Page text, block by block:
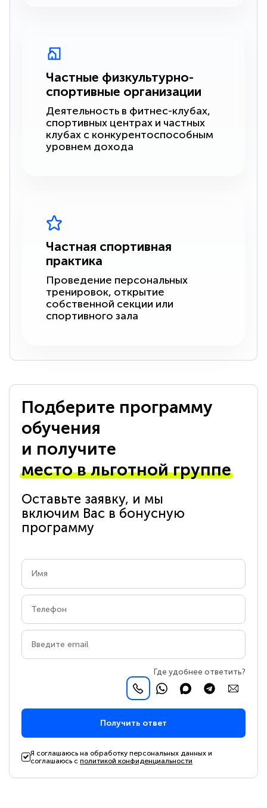
Частные физкультурно-
спортивные организации
Деятельность в фитнес-клубах,
спортивных центрах и частных
клубах с конкурентоспособным
уровнем дохода
Частная спортивная
практика
Проведение персональных
тренировок, открытие
собственной секции или
спортивного зала
Подберите программу
обучения
и получите
место в льготной группе
Оставьте заявку, и мы
включим Вас в бонусную
программу
Где удобнее ответить?
Получить ответ
Я соглашаюсь на обработку персональных данных и
соглашаюсь сполитикой конфиденциальности